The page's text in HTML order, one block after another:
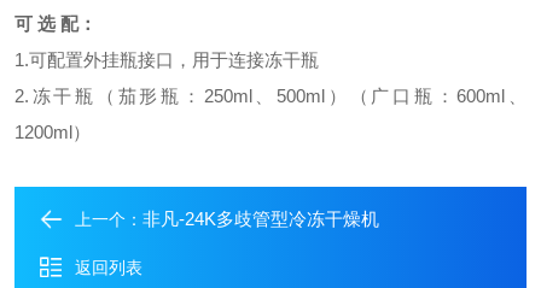
可 选 配：
1.可配置外挂瓶接口，用于连接冻干瓶
2.冻干瓶（茄形瓶：250ml、500ml）（广口瓶：600ml、
1200ml）
上一个： 非凡-24K多歧管型冷冻干燥机
返回列表